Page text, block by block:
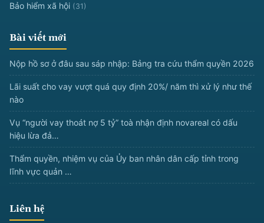
Bảo hiểm xã hội (31)
Bài viết mới
Nộp hồ sơ ở đâu sau sáp nhập: Bảng tra cứu thẩm quyền 2026
Lãi suất cho vay vượt quá quy định 20%/ năm thì xử lý như thế
nào
Vụ “người vay thoát nợ 5 tỷ” toà nhận định novareal có dấu
hiệu lừa đả…
Thẩm quyền, nhiệm vụ của Ủy ban nhân dân cấp tỉnh trong
lĩnh vực quản …
Liên hệ